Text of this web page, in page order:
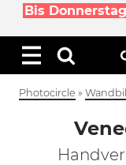
Bis
Photocircle »